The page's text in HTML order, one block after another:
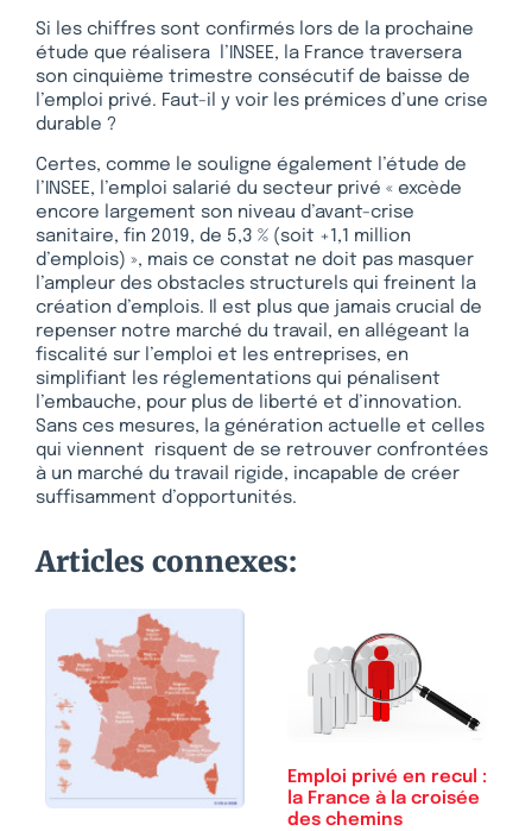
Si les chiffres sont confirmés lors de la prochaine
étude que réalisera l’INSEE, la France traversera
son cinquième trimestre consécutif de baisse de
l’emploi privé. Faut-il y voir les prémices d’une crise
durable ?
Certes, comme le souligne également l’étude de
l’INSEE, l’emploi salarié du secteur privé « excède
encore largement son niveau d’avant-crise
sanitaire, fin 2019, de 5,3 % (soit +1,1 million
d’emplois) », mais ce constat ne doit pas masquer
l’ampleur des obstacles structurels qui freinent la
création d’emplois. Il est plus que jamais crucial de
repenser notre marché du travail, en allégeant la
fiscalité sur l’emploi et les entreprises, en
simplifiant les réglementations qui pénalisent
l’embauche, pour plus de liberté et d’innovation.
Sans ces mesures, la génération actuelle et celles
qui viennent risquent de se retrouver confrontées
à un marché du travail rigide, incapable de créer
suffisamment d’opportunités.
Articles connexes:
Emploi privé en recul :
la France à la croisée
des chemins